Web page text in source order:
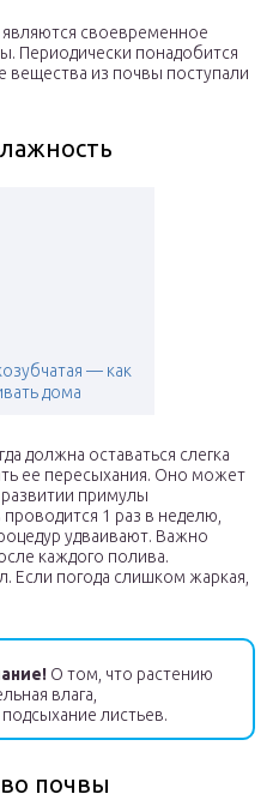
своевременное
Периодически понадобится
вещества из почвы поступали
— как
дома
должна оставаться слегка
ее пересыхания. Оно может
развитии примулы
1 раз в неделю,
удваивают. Важно
каждого полива.
Если погода слишком жаркая,
О том, что растению
влага,
листьев.
почвы